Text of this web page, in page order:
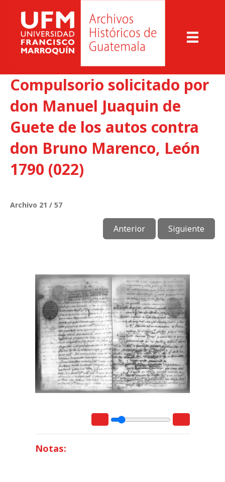
Compulsorio solicitado por
don Manuel Juaquin de
Guete de los autos contra
don Bruno Marenco, León
1790 (022)
Archivo 21 / 57
Anterior Siguiente
Notas: